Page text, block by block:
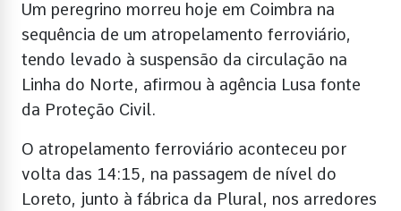
Um peregrino morreu hoje em Coimbra na
sequência de um atropelamento ferroviário,
tendo levado à suspensão da circulação na
Linha do Norte, afirmou à agência Lusa fonte
da Proteção Civil.
O atropelamento ferroviário aconteceu por
volta das 14:15, na passagem de nível do
Loreto, junto à fábrica da Plural, nos arredores